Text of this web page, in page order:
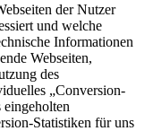
der Nutzer
und welche
Informationen
Webseiten,
des
„Conversion-
Statistiken für uns